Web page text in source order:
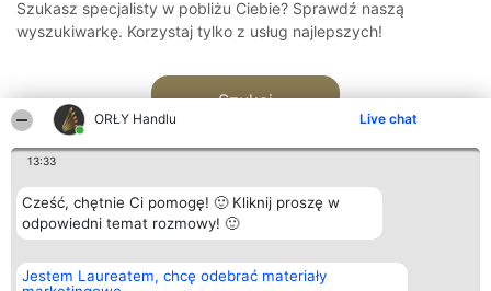
ORŁY Handlu Live chat
13:33
Cześć, chętnie Ci pomogę! 🙂 Kliknij proszę w
odpowiedni temat rozmowy! 🙂
Jestem Laureatem, chcę odebrać materiały
Szukasz specjalisty w pobliżu Ciebie? Sprawdź naszą
wyszukiwarkę. Korzystaj tylko z usług najlepszych!
Szukaj
Organizator plebiscytu
Bright Side Solutions sp. z o.
Plebiscyt
Laureaci
Kontakt
Kontakt